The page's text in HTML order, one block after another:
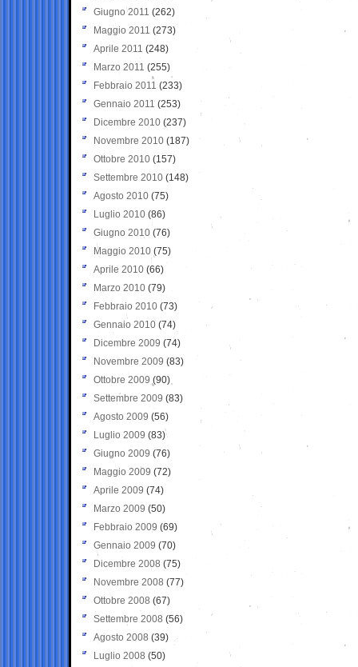
Giugno 2011 (262)
Maggio 2011 (273)
Aprile 2011 (248)
Marzo 2011 (255)
Febbraio 2011 (233)
Gennaio 2011 (253)
Dicembre 2010 (237)
Novembre 2010 (187)
Ottobre 2010 (157)
Settembre 2010 (148)
Agosto 2010 (75)
Luglio 2010 (86)
Giugno 2010 (76)
Maggio 2010 (75)
Aprile 2010 (66)
Marzo 2010 (79)
Febbraio 2010 (73)
Gennaio 2010 (74)
Dicembre 2009 (74)
Novembre 2009 (83)
Ottobre 2009 (90)
Settembre 2009 (83)
Agosto 2009 (56)
Luglio 2009 (83)
Giugno 2009 (76)
Maggio 2009 (72)
Aprile 2009 (74)
Marzo 2009 (50)
Febbraio 2009 (69)
Gennaio 2009 (70)
Dicembre 2008 (75)
Novembre 2008 (77)
Ottobre 2008 (67)
Settembre 2008 (56)
Agosto 2008 (39)
Luglio 2008 (50)